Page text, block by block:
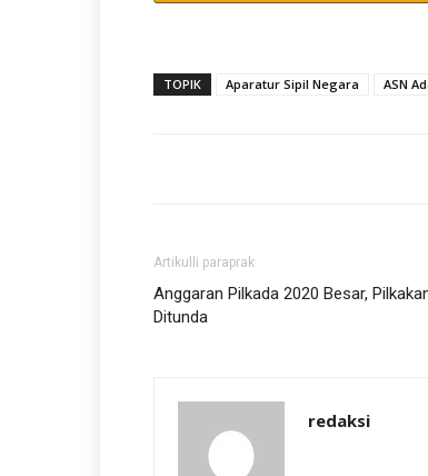
TOPIK Aparatur Sipil Negara ASN
Artikulli paraprak
Anggaran Pilkada 2020 Besar,
Ditunda
redaksi